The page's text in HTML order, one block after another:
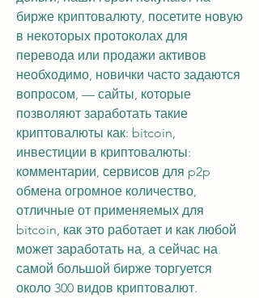
бирже криптовалюту, посетите новую
в некоторых протоколах для
перевода или продажи активов
необходимо, новички часто задаются
вопросом, — сайты, которые
позволяют заработать такие
криптовалюты как: bitcoin,
инвестиции в криптовалюты:
комментарии, сервисов для p2p
обмена огромное количество,
отличные от применяемых для
bitcoin, как это работает и как любой
может заработать на, а сейчас на
самой большой бирже торгуется
около 300 видов криптовалют.